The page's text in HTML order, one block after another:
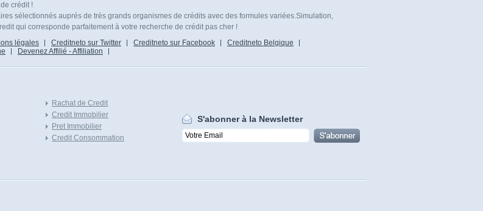
crédit !
sélectionnés auprés de très grands organismes de crédits avec des formules variées.Simulation,
qui corresponde parfaitement à votre recherche de crédit pas cher !
légales Creditneto sur Twitter Creditneto sur Facebook
Creditneto Belgique
Devenez Affilié - Affiliation
Rachat de Credit
Credit Immobilier
Pret Immobilier
Credit Consommation
S'abonner à la Newsletter